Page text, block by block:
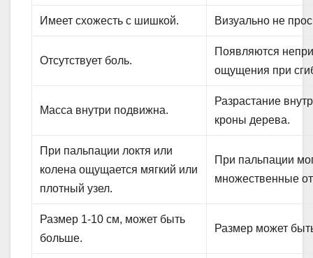
Имеет схожесть с шишкой. Визуально не
Отсутствует боль.
Появляются
ощущения при
Масса внутри подвижна.
Разрастание
кроны дерева.
При пальпации локтя или
колена ощущается мягкий или
плотный узел.
При пальпации
множественные
Размер 1-10 см, может быть
больше.
Размер может